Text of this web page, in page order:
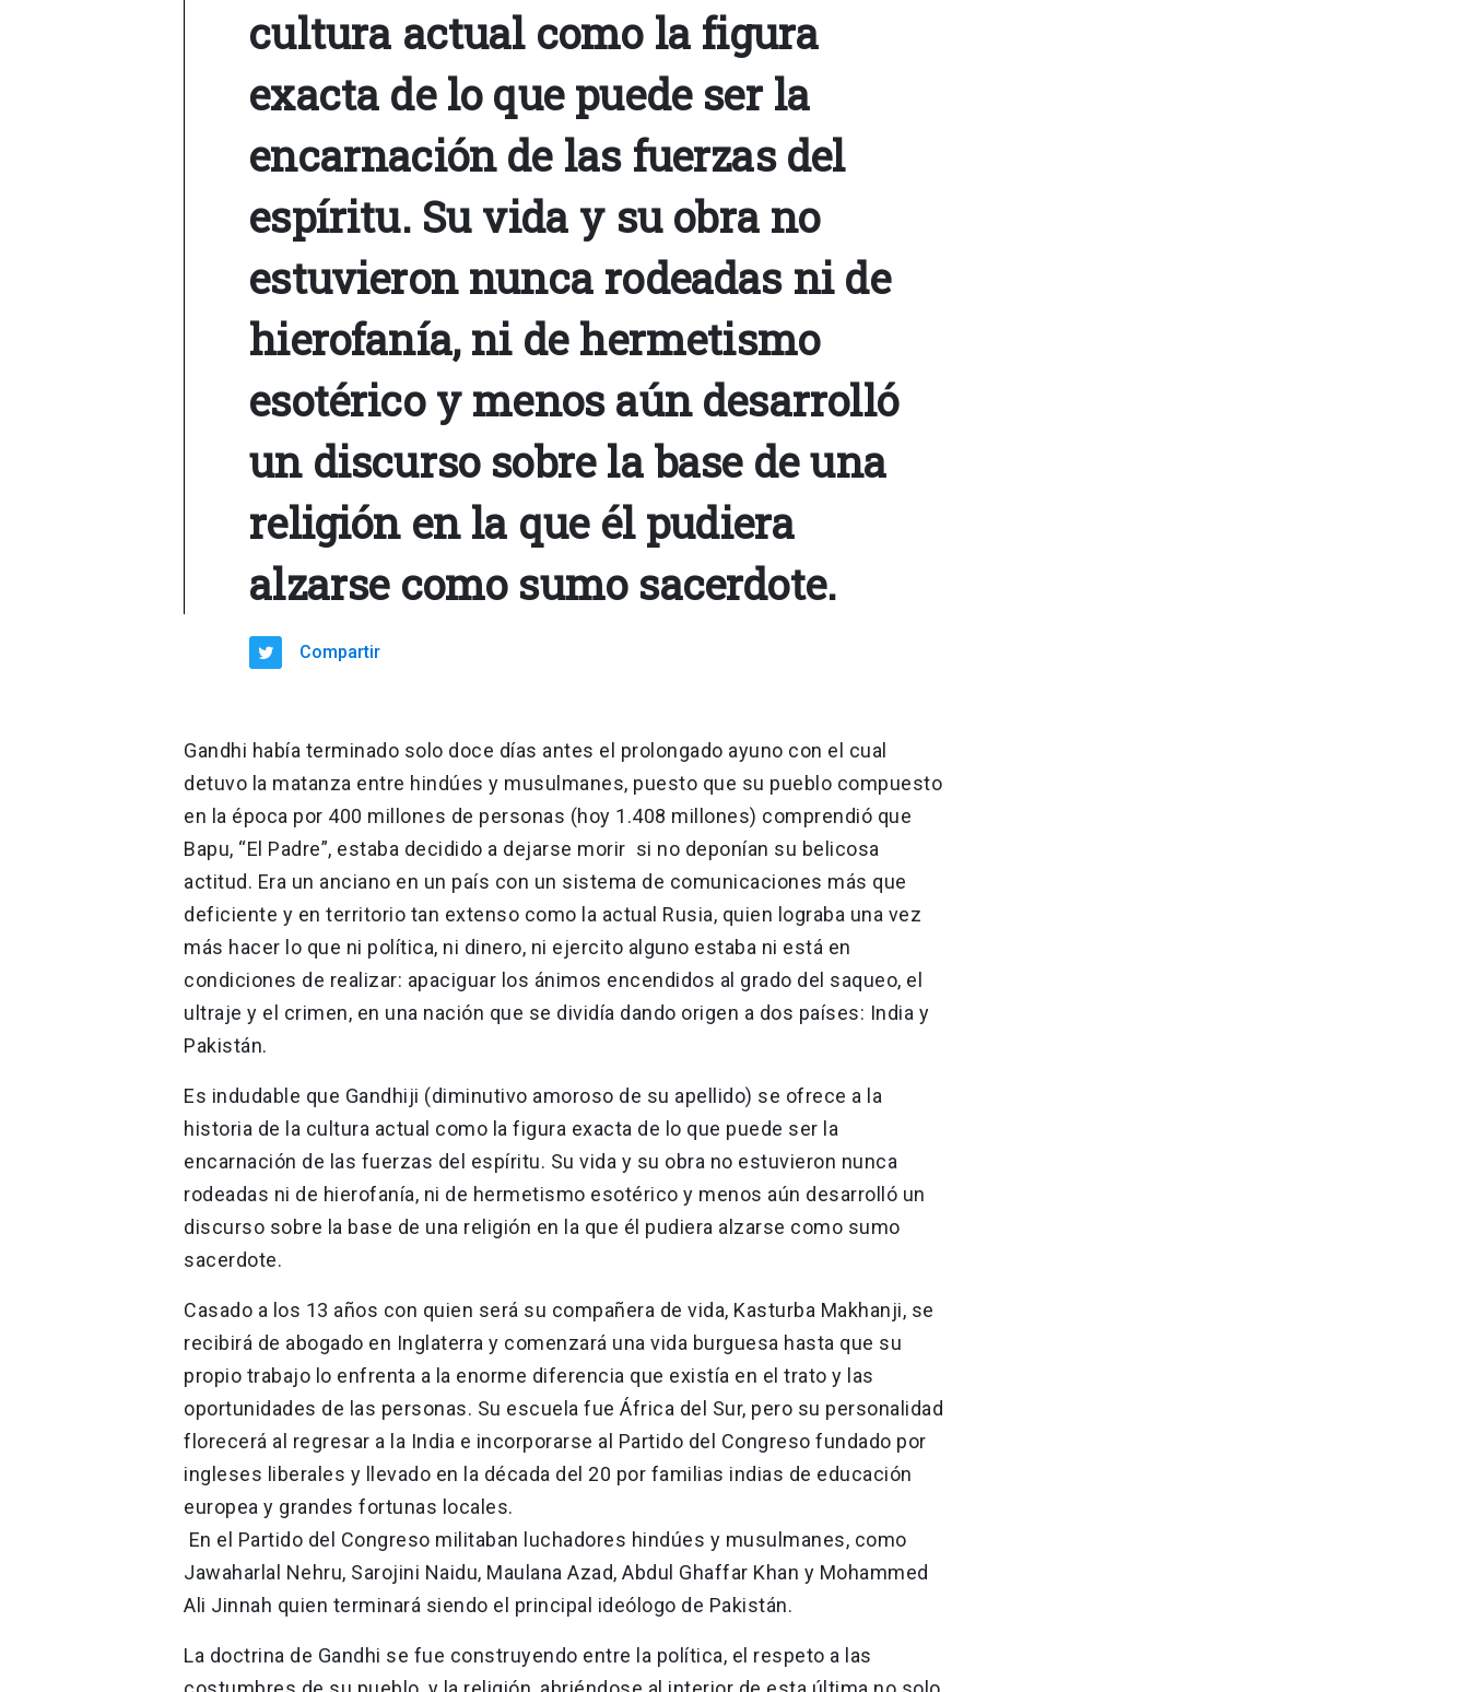
cultura actual como la figura
exacta de lo que puede ser la
encarnación de las fuerzas del
espíritu. Su vida y su obra no
estuvieron nunca rodeadas ni de
hierofanía, ni de hermetismo
esotérico y menos aún desarrolló
un discurso sobre la base de una
religión en la que él pudiera
alzarse como sumo sacerdote.
Compartir
Gandhi había terminado solo doce días antes el prolongado ayuno con el cual
detuvo la matanza entre hindúes y musulmanes, puesto que su pueblo compuesto
en la época por 400 millones de personas (hoy 1.408 millones) comprendió que
Bapu, “El Padre”, estaba decidido a dejarse morir si no deponían su belicosa
actitud. Era un anciano en un país con un sistema de comunicaciones más que
deficiente y en territorio tan extenso como la actual Rusia, quien lograba una vez
más hacer lo que ni política, ni dinero, ni ejercito alguno estaba ni está en
condiciones de realizar: apaciguar los ánimos encendidos al grado del saqueo, el
ultraje y el crimen, en una nación que se dividía dando origen a dos países: India y
Pakistán.
Es indudable que Gandhiji (diminutivo amoroso de su apellido) se ofrece a la
historia de la cultura actual como la figura exacta de lo que puede ser la
encarnación de las fuerzas del espíritu. Su vida y su obra no estuvieron nunca
rodeadas ni de hierofanía, ni de hermetismo esotérico y menos aún desarrolló un
discurso sobre la base de una religión en la que él pudiera alzarse como sumo
sacerdote.
Casado a los 13 años con quien será su compañera de vida, Kasturba Makhanji, se
recibirá de abogado en Inglaterra y comenzará una vida burguesa hasta que su
propio trabajo lo enfrenta a la enorme diferencia que existía en el trato y las
oportunidades de las personas. Su escuela fue África del Sur, pero su personalidad
florecerá al regresar a la India e incorporarse al Partido del Congreso fundado por
ingleses liberales y llevado en la década del 20 por familias indias de educación
europea y grandes fortunas locales.
En el Partido del Congreso militaban luchadores hindúes y musulmanes, como
Jawaharlal Nehru, Sarojini Naidu, Maulana Azad, Abdul Ghaffar Khan y Mohammed
Ali Jinnah quien terminará siendo el principal ideólogo de Pakistán.
La doctrina de Gandhi se fue construyendo entre la política, el respeto a las